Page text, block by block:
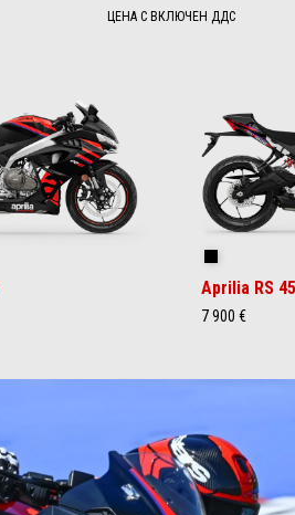
ЦЕНА С ВКЛЮЧЕН ДДС
Aprilia RS
7 900 €